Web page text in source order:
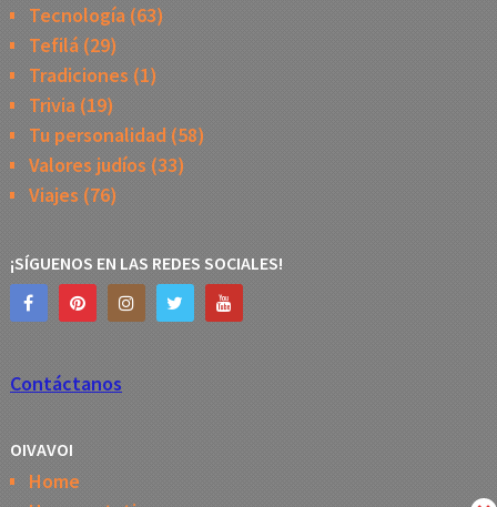
Tecnología(63)
Tefilá(29)
Tradiciones (1)
Trivia(19)
Tu personalidad(58)
Valores judíos (33)
Viajes (76)
¡SÍGUENOS EN LAS REDES SOCIALES!
Contáctanos
OIVAVOI
Home